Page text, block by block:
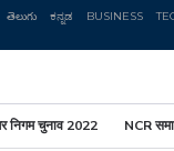
తెలుగు ಕನ್ನಡ BUSINESS
निगम चुनाव 2022 NCR